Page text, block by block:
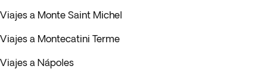
Viajes a Monte Saint Michel
Viajes a Montecatini Terme
Viajes a Nápoles